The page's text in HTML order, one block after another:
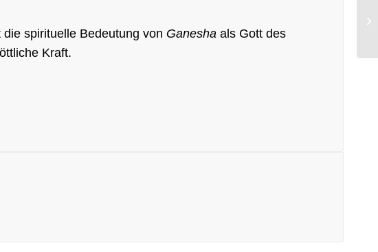
spirituelle Bedeutung von Ganesha als Gott des
Kraft.